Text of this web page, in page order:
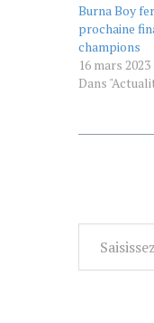
Burna Boy
prochaine
champions
16 mars 2023
Dans